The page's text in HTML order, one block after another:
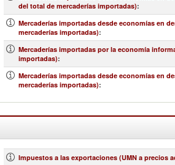
del total de mercaderías importadas):
Mercaderías importadas desde economías en
mercaderías importadas):
Mercaderías importadas por la economía
importadas):
Mercaderías importadas desde economías en
mercaderías importadas):
Impuestos a las exportaciones (UMN a precios